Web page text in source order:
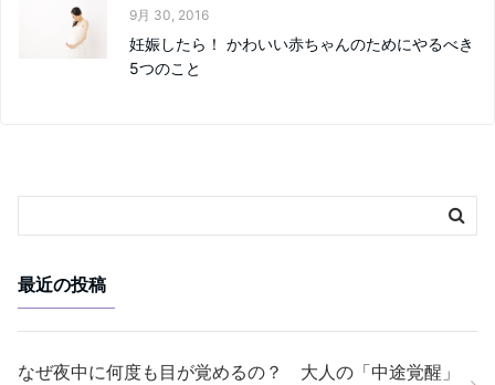
9月 30, 2016
妊娠したら！ かわいい赤ちゃんのためにやるべき
5つのこと
最近の投稿
なぜ夜中に何度も目が覚めるの？ 大人の「中途覚醒」